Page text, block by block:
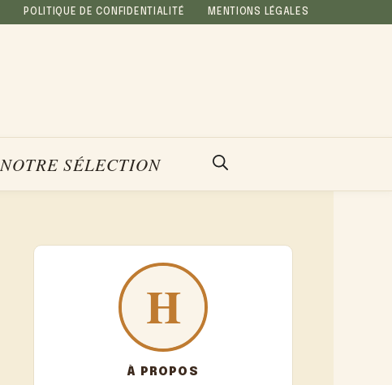
POLITIQUE DE CONFIDENTIALITÉ MENTIONS LÉGALES
NOTRE SÉLECTION
À PROPOS